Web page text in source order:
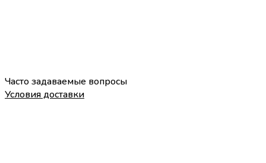
Часто задаваемые вопросы
Условия доставки